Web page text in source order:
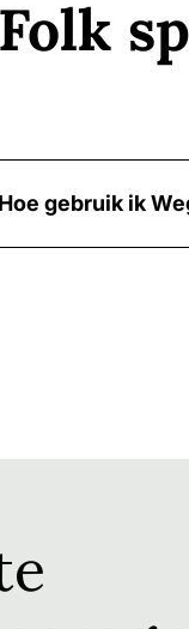
Folk
Hoe gebruik ik
Wegovy-
dosis om de vier
van de week voor